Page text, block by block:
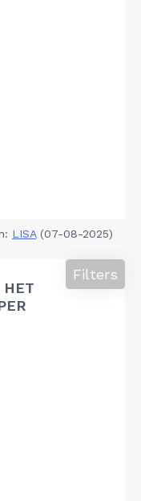
LISA(07-08-2025)
HET
Filters